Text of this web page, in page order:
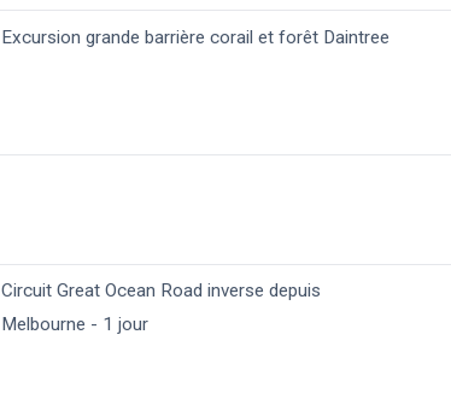
Excursion grande barrière corail​ et forêt Daintree
Circuit Great Ocean Road inverse depuis
Melbourne - 1 jour